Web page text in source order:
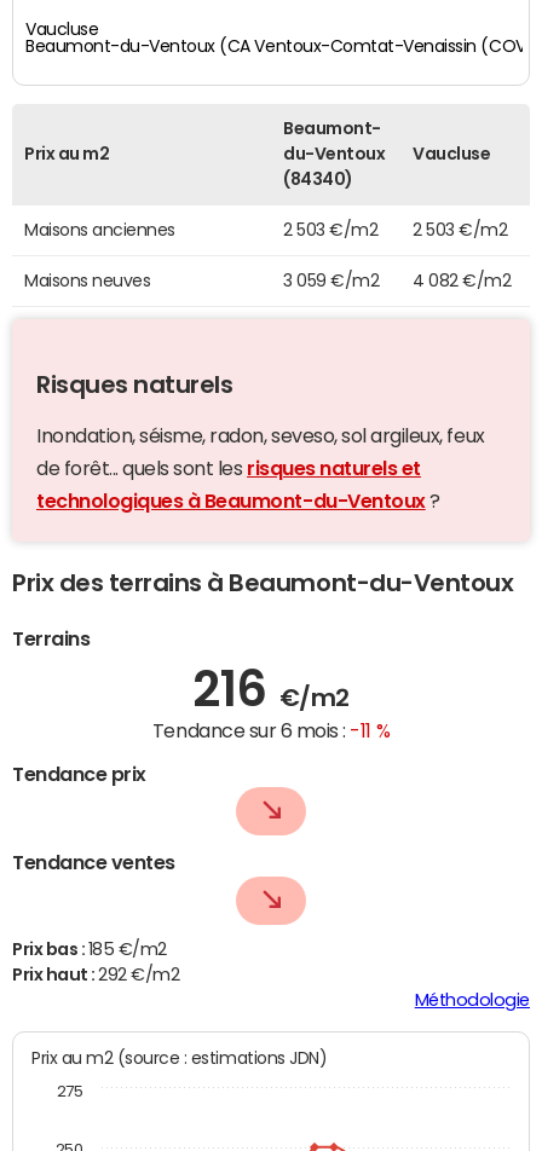
Vaucluse
Beaumont-du-Ventoux (CA Ventoux-Comtat-Venaissin (COVE)
Prix au m2
Beaumont-
du-Ventoux
(84340)
Vaucluse
Maisons anciennes 2 503 €/m2 2 503 €/m2
Maisons neuves 3 059 €/m2 4 082 €/m2
Risques naturels
Inondation, séisme, radon, seveso, sol argileux, feux
de forêt... quels sont les risques naturels et
technologiques à Beaumont-du-Ventoux?
Prix des terrains à Beaumont-du-Ventoux
Terrains
216 €/m2
Tendance sur 6 mois : -11 %
Tendance prix
Tendance ventes
Prix bas : 185 €/m2
Prix haut :292 €/m2
Méthodologie
Prix au m2 (source : estimations JDN)
275